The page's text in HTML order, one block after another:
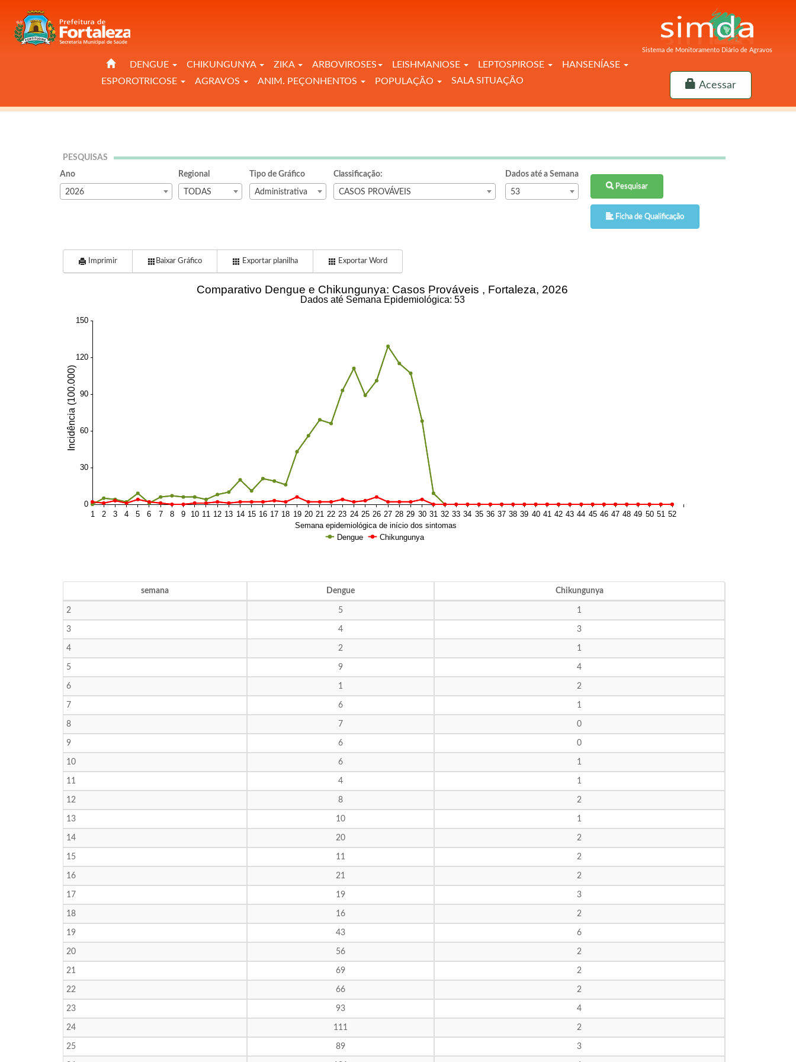
Sistema de Monitoramento Diário de Agravos
DENGUE CHIKUNGUNYA ZIKA ARBOVIROSES LEISHMANIOSE LEPTOSPIROSE
HANSENÍASE
ESPOROTRICOSE
AGRAVOS ANIM. PEÇONHENTOS POPULAÇÃO SALA SITUAÇÃO Acessar
PESQUISAS
Ano
2026
Regional
TODAS
Tipo de Gráfico
Administrativa
Classificação:
CASOS PROVÁVEIS
Dados até a Semana
53
Pesquisar
Ficha de Qualificação
Imprimir Baixar Gráfico Exportar planilha Exportar Word
Comparativo Dengue e Chikungunya: Casos Prováveis , Fortaleza, 2026
Dados até Semana Epidemiológica: 53
1 2 3 4 5 6 7 8 9 10 11 12 13 14 15 16 17 18 19 20 21 22 23 24 25 26 27 28 29 30 31 32 33 34 35 36 37 38 39 40 41 42 43 44 45 46 47 48 49 50 51 52
30
60
90
120
150
0
Dengue Chikungunya
Semana epidemiológica de início dos sintomas
Incidência (100.000)
semana Dengue Chikungunya
2 5 1
3 4 3
4 2 1
5 9 4
6 1 2
7 6 1
8 7 0
9 6 0
10 6 1
11 4 1
12 8 2
13 10 1
14 20 2
15 11 2
16 21 2
17 19 3
18 16 2
19 43 6
20 56 2
21 69 2
22 66 2
23 93 4
24 111 2
25 89 3